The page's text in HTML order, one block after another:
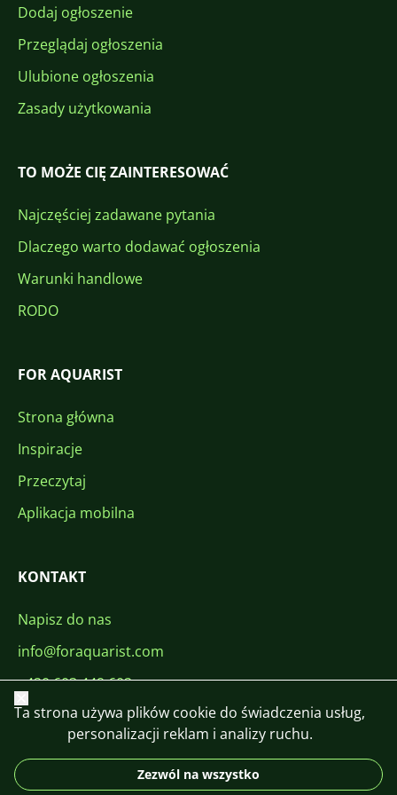
Dodaj ogłoszenie
Przeglądaj ogłoszenia
Ulubione ogłoszenia
Zasady użytkowania
TO MOŻE CIĘ ZAINTERESOWAĆ
Najczęściej zadawane pytania
Dlaczego warto dodawać ogłoszenia
Warunki handlowe
RODO
FOR AQUARIST
Strona główna
Inspiracje
Przeczytaj
Aplikacja mobilna
KONTAKT
Napisz do nas
info@foraquarist.com
+420 603 449 602
Zamknij
Ta strona używa plików cookie do świadczenia usług,
personalizacji reklam i analizy ruchu.
Zezwól na wszystko